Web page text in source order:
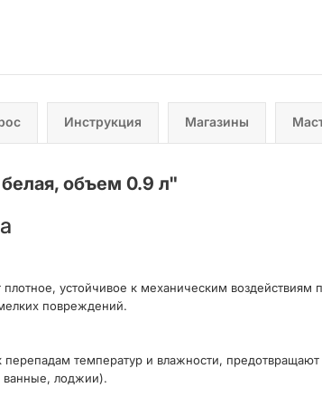
Инструкция Магазины
объем 0.9 л"
устойчивое к механическим
повреждений.
температур и влажности,
ванные, лоджии).